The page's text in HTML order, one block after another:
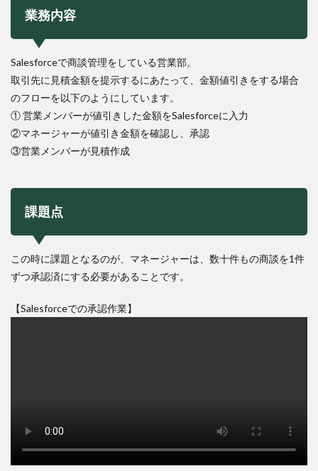
業務内容
Salesforceで商談管理をしている営業部。
取引先に見積金額を提示するにあたって、金額値引きをする場合
のフローを以下のようにしています。
① 営業メンバーが値引きした金額をSalesforceに入力
②マネージャーが値引き金額を確認し、承認
③営業メンバーが見積作成
課題点
この時に課題となるのが、マネージャーは、数十件もの商談を1件
ずつ承認済にする必要があることです。
【Salesforceでの承認作業】